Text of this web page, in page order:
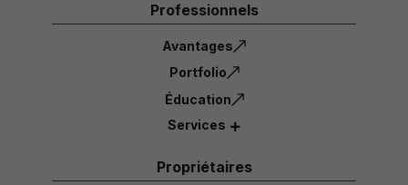
Professionnels
Avantages
Portfolio
Éducation
Services
Propriétaires